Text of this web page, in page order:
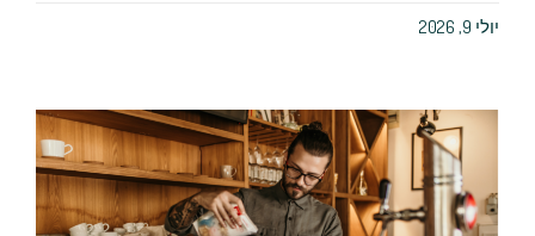
יולי 9, 2026